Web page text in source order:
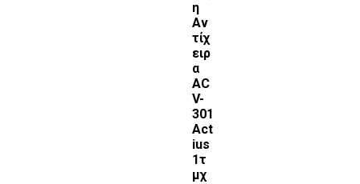
η
Αν
τίχ
ειρ
α
AC
V-
301
Act
ius
1τ
μχ